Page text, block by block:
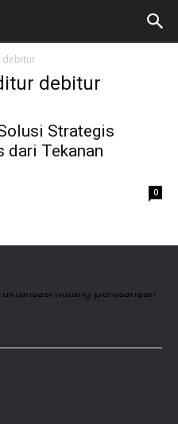
debitur
debitur
Strategis
dari Tekanan
0